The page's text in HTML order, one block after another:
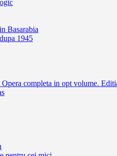
Basarabia
1945
completa in opt volume.